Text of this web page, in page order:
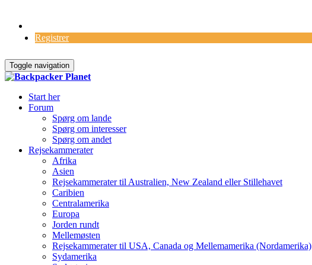
Registrer
Toggle navigation
Start her
Forum
Spørg om lande
Spørg om interesser
Spørg om andet
Rejsekammerater
Afrika
Asien
Rejsekammerater til Australien, New Zealand eller Stillehavet
Caribien
Centralamerika
Europa
Jorden rundt
Mellemøsten
Rejsekammerater til USA, Canada og Mellemamerika (Nordamerika)
Sydamerika